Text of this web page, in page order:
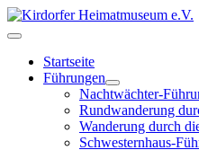
Startseite
Führungen
Nachtwächter-
Rundwanderung
Wanderung durch
Schwesternhaus-